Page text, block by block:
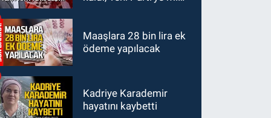
Maaşlara 28 bin lira ek
ödeme yapılacak
Kadriye Karademir
hayatını kaybetti